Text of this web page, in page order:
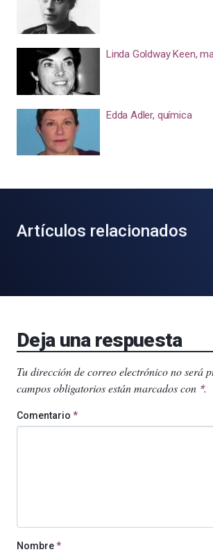
Linda Goldway Keen,
Edda Adler, química
Artículos relacionados
Deja una respuesta
Tu dirección de correo electrónico no será
campos obligatorios están marcados con *.
Comentario *
Nombre*